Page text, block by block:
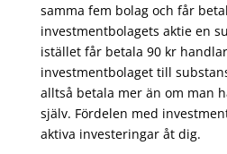
samma fem bolag och får
investmentbolagets aktie en
istället får betala 90 kr
investmentbolaget till
alltså betala mer än om man
själv. Fördelen med
aktiva investeringar åt dig.